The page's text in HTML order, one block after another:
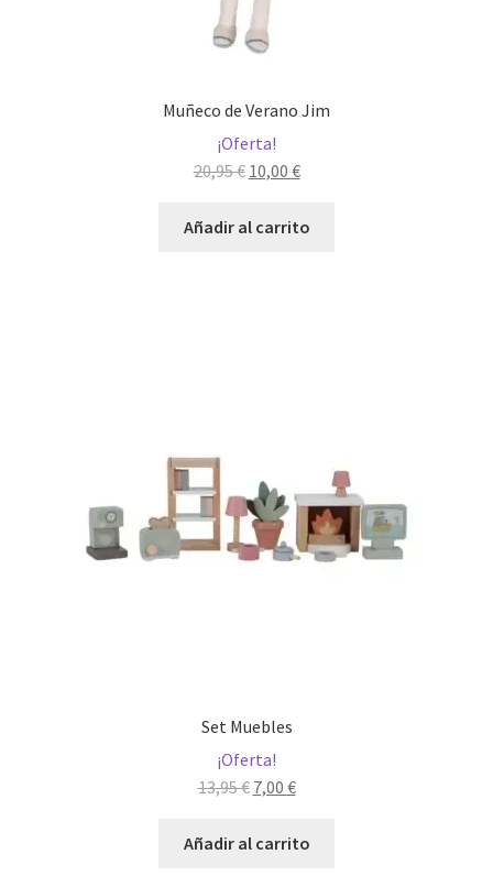
Muñeco de Verano Jim
¡Oferta!
20,95€ El
original
10,00 €El
actual
Añadir al carrito
Set Muebles
¡Oferta!
13,95€ El
original
7,00 €El
actual
Añadir al carrito